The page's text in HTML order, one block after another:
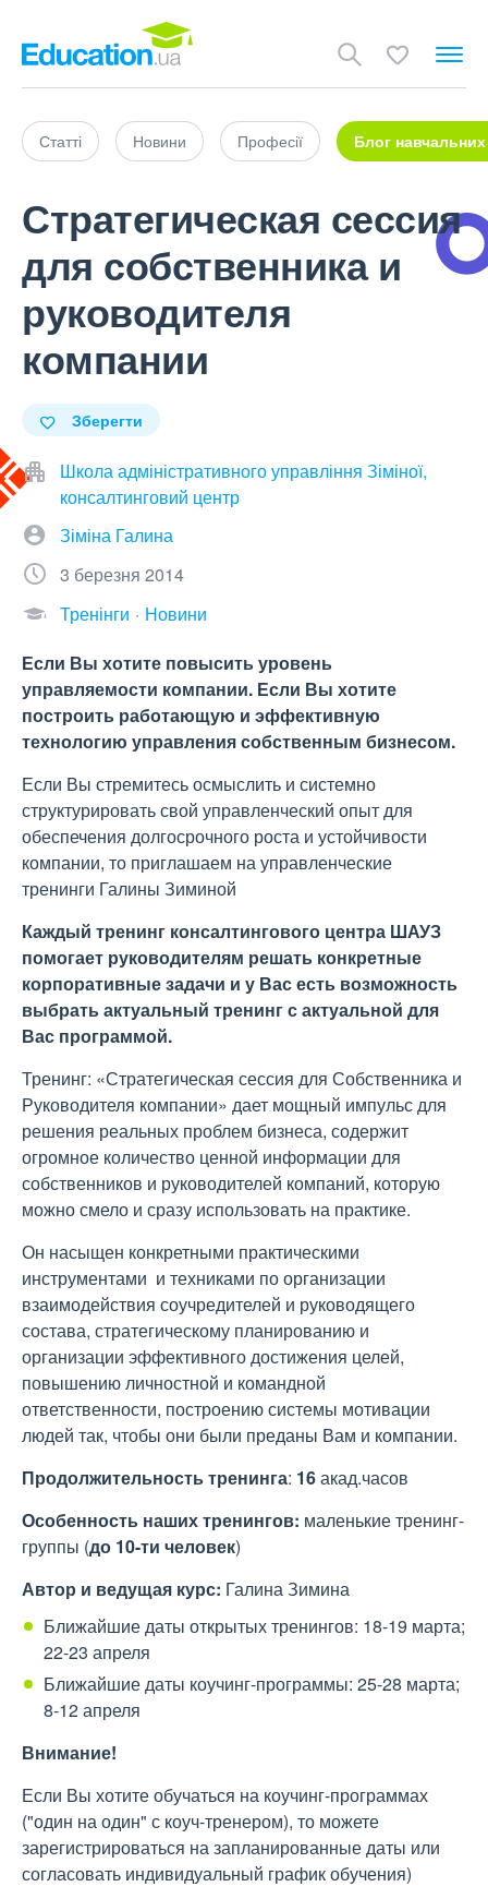
Статті Новини Професії Блог навчальних
Стратегическая сессия
для собственника и
руководителя
компании
Зберегти
Школа адміністративного управління Зіміної,
консалтинговий центр
Зіміна Галина
3 березня 2014
Тренінги
Новини
Если Вы хотите повысить уровень
управляемости компании. Если Вы хотите
построить работающую и эффективную
технологию управления собственным бизнесом.
Если Вы стремитесь осмыслить и системно
структурировать свой управленческий опыт для
обеспечения долгосрочного роста и устойчивости
компании, то приглашаем на управленческие
тренинги Галины Зиминой
Каждый тренинг консалтингового центра ШАУЗ
помогает руководителям решать конкретные
корпоративные задачи и у Вас есть возможность
выбрать актуальный тренинг с актуальной для
Вас программой.
Тренинг: «Стратегическая сессия для Собственника и
Руководителя компании» дает мощный импульс для
решения реальных проблем бизнеса, содержит
огромное количество ценной информации для
собственников и руководителей компаний, которую
можно смело и сразу использовать на практике.
Он насыщен конкретными практическими
инструментами и техниками по организации
взаимодействия соучредителей и руководящего
состава, стратегическому планированию и
организации эффективного достижения целей,
повышению личностной и командной
ответственности, построению системы мотивации
людей так, чтобы они были преданы Вам и компании.
Продолжительностьтренинга: 16акад.часов
Особенность наших тренингов: маленькие тренинг-
группы (до 10-ти человек)
Автор и ведущая курс: Галина Зимина
Ближайшие даты открытых тренингов: 18-19 марта;
22-23 апреля
Ближайшие даты коучинг-программы: 25-28 марта;
8-12 апреля
Внимание!
Если Вы хотите обучаться на коучинг-программах
("один на один" с коуч-тренером), то можете
зарегистрироваться на запланированные даты или
согласовать индивидуальный график обучения)